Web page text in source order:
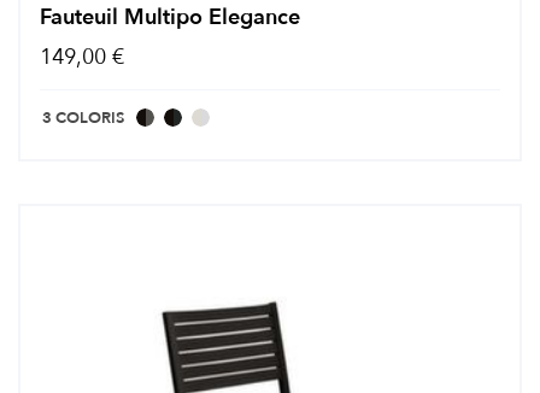
Fauteuil Multipo Elegance
149,00 €
3 COLORIS